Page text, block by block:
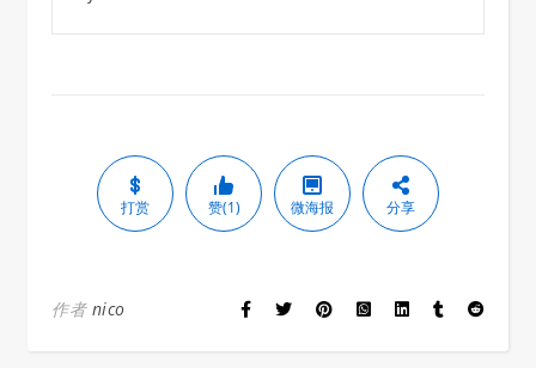
打赏 赞(1) 微海报 分享
作者 nico